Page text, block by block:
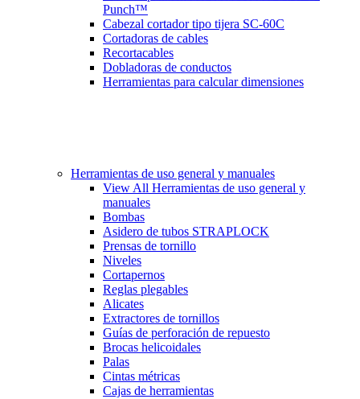
Punch™
Cabezal cortador tipo tijera SC-60C
Cortadoras de cables
Recortacables
Dobladoras de conductos
Herramientas para calcular dimensiones
Herramientas de uso general y manuales
View All Herramientas de uso general y
manuales
Bombas
Asidero de tubos STRAPLOCK
Prensas de tornillo
Niveles
Cortapernos
Reglas plegables
Alicates
Extractores de tornillos
Guías de perforación de repuesto
Brocas helicoidales
Palas
Cintas métricas
Cajas de herramientas